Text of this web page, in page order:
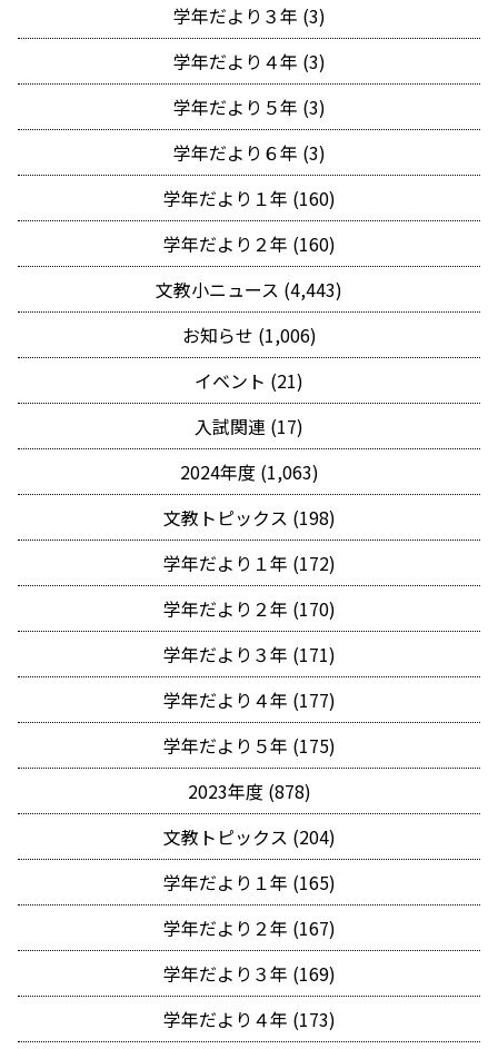
学年だより３年 (3)
学年だより４年 (3)
学年だより５年 (3)
学年だより６年 (3)
学年だより１年 (160)
学年だより２年 (160)
文教小ニュース (4,443)
お知らせ (1,006)
イベント (21)
入試関連 (17)
2024年度 (1,063)
文教トピックス (198)
学年だより１年 (172)
学年だより２年 (170)
学年だより３年 (171)
学年だより４年 (177)
学年だより５年 (175)
2023年度 (878)
文教トピックス (204)
学年だより１年 (165)
学年だより２年 (167)
学年だより３年 (169)
学年だより４年 (173)